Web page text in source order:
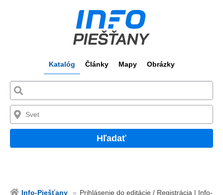
Katalóg Články Mapy Obrázky
Hľadať
Info-Piešťany
Prihlásenie do editácie / Registrácia | Info-